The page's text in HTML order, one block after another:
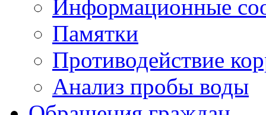
Информационные
Памятки
Противодействие
Анализ пробы воды